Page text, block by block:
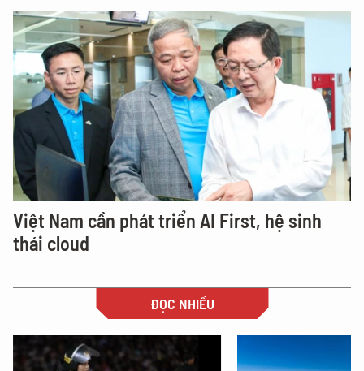
Việt Nam cần phát triển AI First, hệ sinh
thái cloud
ĐỌC NHIỀU